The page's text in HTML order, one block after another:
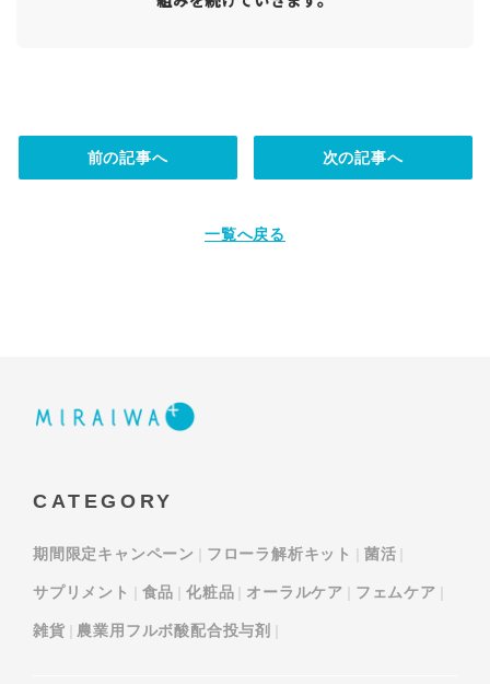
前の記事へ
一覧へ戻る
次の記事へ
CATEGORY
期間限定キャンペーン フローラ解析キット 菌活
サプリメント 食品 化粧品 オーラルケア フェムケア
雑貨 農業用フルボ酸配合投与剤